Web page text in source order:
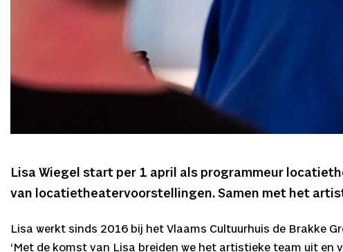
Lisa Wiegel start per 1 april als programmeur
van locatietheatervoorstellingen. Samen met het
Lisa werkt sinds 2016 bij het Vlaams Cultuurhuis de Brakke
‘Met de komst van Lisa breiden we het artistieke team uit